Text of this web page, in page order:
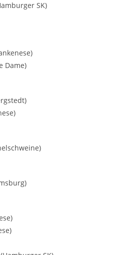
SK)
Dame)